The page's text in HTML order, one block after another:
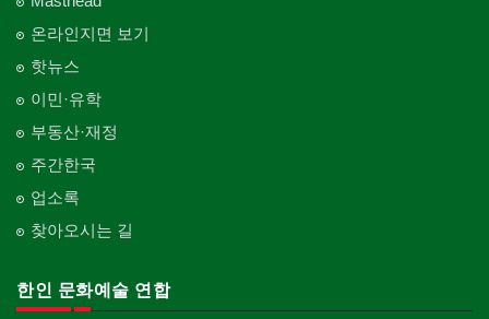
온라인지면 보기
핫뉴스
이민·유학
부동산·재정
주간한국
업소록
찾아오시는 길
한인 문화예술 연합